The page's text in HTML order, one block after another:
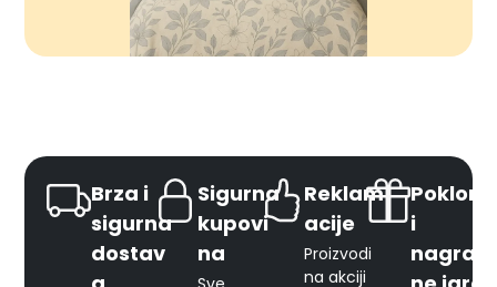
Brza i
sigurna
dostav
Sigurna
kupovi
na
Reklam
acije
Proizvodi
na akciji
Pokloni
i
nagrad